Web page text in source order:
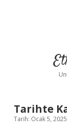
Tarihte
Tarih: Ocak 5, 2025